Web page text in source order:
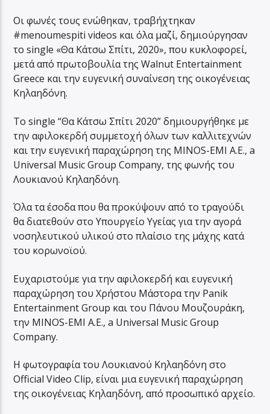
Οι φωνές τους ενώθηκαν, τραβήχτηκαν
#menoumespiti videos και όλα μαζί, δημιούργησαν
το single «Θα Κάτσω Σπίτι, 2020», που κυκλοφορεί,
μετά από πρωτοβουλία της Walnut Entertainment
Greece και την ευγενική συναίνεση της οικογένειας
Κηλαηδόνη.
Το single “Θα Κάτσω Σπίτι 2020” δημιουργήθηκε με
την αφιλοκερδή συμμετοχή όλων των καλλιτεχνών
και την ευγενική παραχώρηση της MINOS-EMI A.E., a
Universal Music Group Company, της φωνής του
Λουκιανού Κηλαηδόνη.
Όλα τα έσοδα που θα προκύψουν από το τραγούδι
θα διατεθούν στο Υπουργείο Υγείας για την αγορά
νοσηλευτικού υλικού στο πλαίσιο της μάχης κατά
του κορωνοϊού.
Ευχαριστούμε για την αφιλοκερδή και ευγενική
παραχώρηση του Χρήστου Μάστορα την Panik
Entertainment Group και του Πάνου Μουζουράκη,
την MINOS-EMI A.E., a Universal Music Group
Company.
Η φωτογραφία του Λουκιανού Κηλαηδόνη στο
Official Video Clip, είναι μια ευγενική παραχώρηση
της οικογένειας Κηλαηδόνη, από προσωπικό αρχείο.